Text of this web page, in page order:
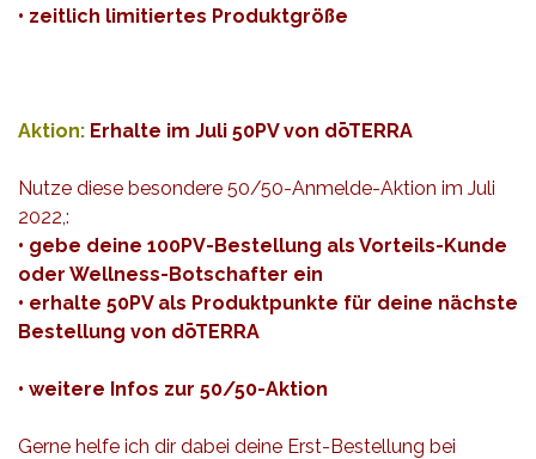
• zeitlich limitiertes Produktgröße
Aktion: Erhalte im Juli 50PV von dōTERRA
Nutze diese besondere 50/50-Anmelde-Aktion im Juli
2022,:
• gebe deine 100PV-Bestellung als Vorteils-Kunde
oder Wellness-Botschafter ein
• erhalte 50PV als Produktpunkte für deine nächste
Bestellung von dōTERRA
• weitere Infos zur 50/50-Aktion
Gerne helfe ich dir dabei deine Erst-Bestellung bei